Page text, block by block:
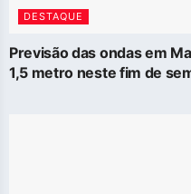
DESTAQUE
Previsão das ondas em
1,5 metro neste fim de